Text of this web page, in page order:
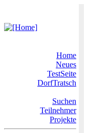
Home
Neues
TestSeite
DorfTratsch
Suchen
Teilnehmer
Projekte